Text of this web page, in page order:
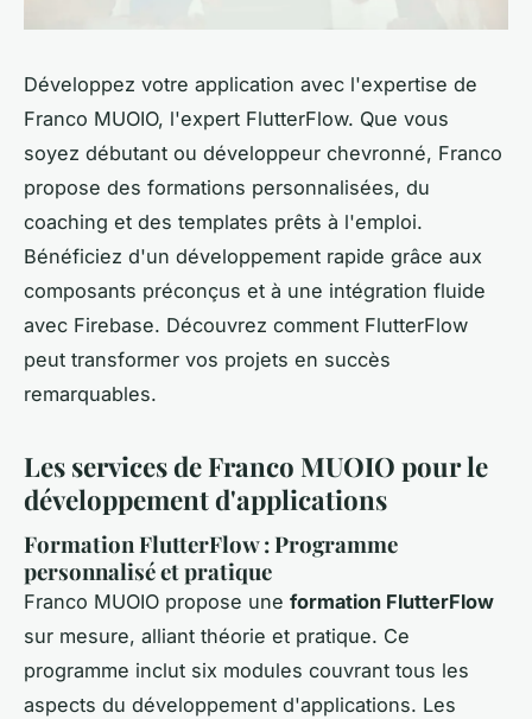
Développez votre application avec l'expertise de
Franco MUOIO, l'expert FlutterFlow. Que vous
soyez débutant ou développeur chevronné, Franco
propose des formations personnalisées, du
coaching et des templates prêts à l'emploi.
Bénéficiez d'un développement rapide grâce aux
composants préconçus et à une intégration fluide
avec Firebase. Découvrez comment FlutterFlow
peut transformer vos projets en succès
remarquables.
Les services de Franco MUOIO pour le
développement d'applications
Formation FlutterFlow : Programme
personnalisé et pratique
Franco MUOIO propose une formation FlutterFlow
sur mesure, alliant théorie et pratique. Ce
programme inclut six modules couvrant tous les
aspects du développement d'applications. Les